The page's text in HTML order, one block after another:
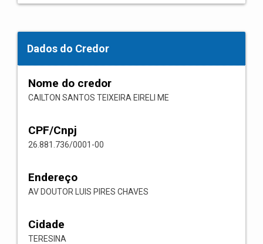
Dados do Credor
Nome do credor
CAILTON SANTOS TEIXEIRA EIRELI ME
CPF/Cnpj
26.881.736/0001-00
Endereço
AV DOUTOR LUIS PIRES CHAVES
Cidade
TERESINA